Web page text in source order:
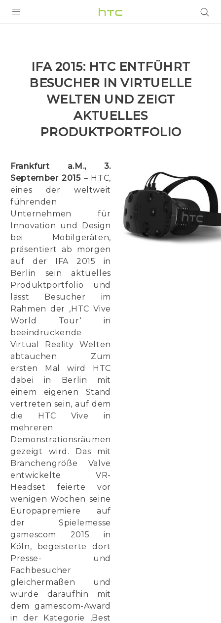
G REIGNS
VIVERSE
HTC-Geräte und Zubehör
Anmelden
IFA 2015: HTC ENTFÜHRT
BESUCHER IN VIRTUELLE
WELTEN UND ZEIGT
AKTUELLES
PRODUKTPORTFOLIO
Frankfurt a.M., 3.
September 2015 – HTC,
eines der weltweit
führenden
Unternehmen für
Innovation und Design
bei Mobilgeräten,
präsentiert ab morgen
auf der IFA 2015 in
Berlin sein aktuelles
Produktportfolio und
lässt Besucher im
Rahmen der ‚HTC Vive
World Tour‘ in
beeindruckende
Virtual Reality Welten
abtauchen. Zum
ersten Mal wird HTC
dabei in Berlin mit
einem eigenen Stand
vertreten sein, auf dem
die HTC Vive in
mehreren
Demonstrationsräumen
gezeigt wird. Das mit
Branchengröße Valve
entwickelte VR-
Headset feierte vor
wenigen Wochen seine
Europapremiere auf
der Spielemesse
gamescom 2015 in
Köln, begeisterte dort
Presse- und
Fachbesucher
gleichermaßen und
wurde daraufhin mit
dem gamescom-Award
in der Kategorie ‚Best